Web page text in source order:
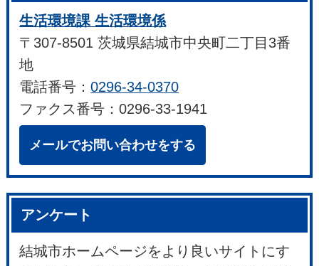
生活環境課 生活環境係
〒307-8501 茨城県結城市中央町二丁目3番
地
電話番号：0296-34-0370
ファクス番号：0296-33-1941
メールでお問い合わせをする
アンケート
結城市ホームページをより良いサイトにす